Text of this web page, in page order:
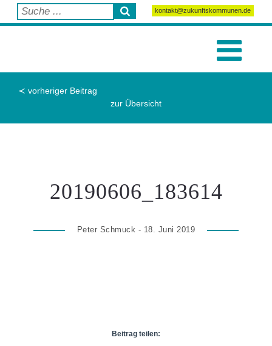
kontakt@zukunftskommunen.de
≺ vorheriger Beitrag
zur Übersicht
20190606_183614
Peter Schmuck - 18. Juni 2019
Beitrag teilen: